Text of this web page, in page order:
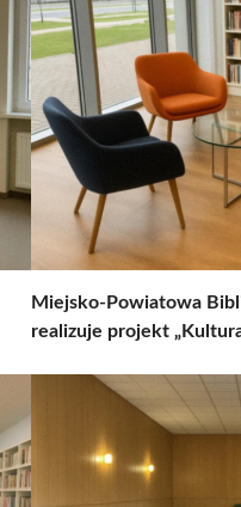
Miejsko-Powiatowa
realizuje projekt